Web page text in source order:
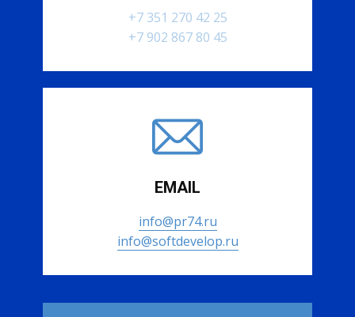
+7 351 270 42 25
+7 902 867 80 45
EMAIL
info@pr74.ru
info@softdevelop.ru